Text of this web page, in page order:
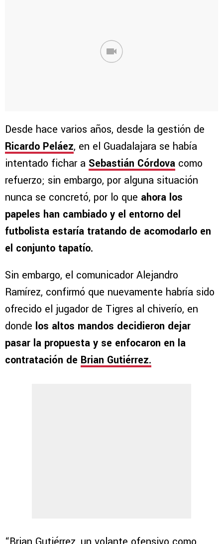
Desde hace varios años, desde la gestión de
Ricardo Peláez, en el Guadalajara se había
intentado fichar a Sebastián Córdova como
refuerzo; sin embargo, por alguna situación
nunca se concretó, por lo que ahora los
papeles han cambiado y el entorno del
futbolista estaría tratando de acomodarlo en
el conjunto tapatío.
Sin embargo, el comunicador Alejandro
Ramírez, confirmó que nuevamente habría sido
ofrecido el jugador de Tigres al chiverío, en
donde los altos mandos decidieron dejar
pasar la propuesta y se enfocaron en la
contratación de Brian Gutiérrez.